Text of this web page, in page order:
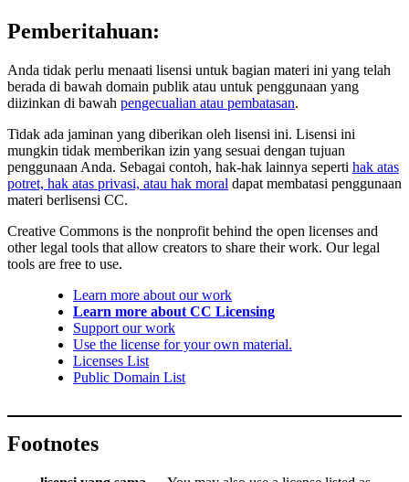
Pemberitahuan:
Anda tidak perlu menaati lisensi untuk bagian materi ini yang telah
berada di bawah domain publik atau untuk penggunaan yang
diizinkan di bawah pengecualian atau pembatasan.
Tidak ada jaminan yang diberikan oleh lisensi ini. Lisensi ini
mungkin tidak memberikan izin yang sesuai dengan tujuan
penggunaan Anda. Sebagai contoh, hak-hak lainnya seperti hak atas
potret, hak atas privasi, atau hak moral dapat membatasi penggunaan
materi berlisensi CC.
Creative Commons is the nonprofit behind the open licenses and
other legal tools that allow creators to share their work. Our legal
tools are free to use.
Learn more about our work
Learn more about CC Licensing
Support our work
Use the license for your own material.
Licenses List
Public Domain List
Footnotes